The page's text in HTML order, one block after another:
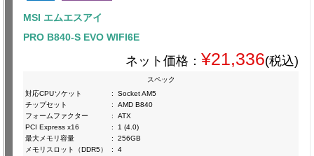
MSI エムエスアイ
PRO B840-S EVO WIFI6E
ネット価格： ¥21,336(税込)
スペック
対応CPUソケット
:
Socket AM5
チップセット
:
AMD B840
フォームファクター
:
ATX
PCI Express x16
:
1 (4.0)
最大メモリ容量
:
256GB
メモリスロット（DDR5）
:
4